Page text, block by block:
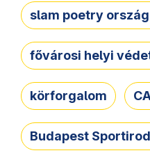
slam poetry
fővárosi helyi
körforgalom
Budapest